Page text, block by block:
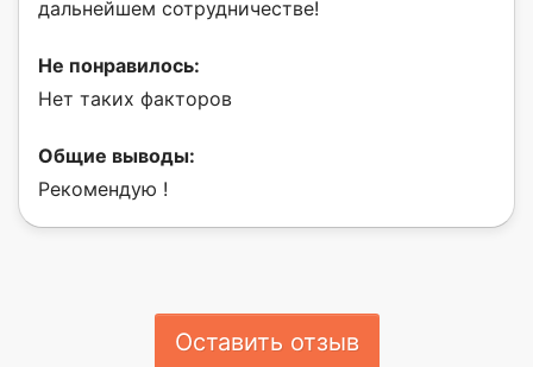
дальнейшем сотрудничестве!
Не понравилось:
Нет таких факторов
Общие выводы:
Рекомендую !
Оставить отзыв